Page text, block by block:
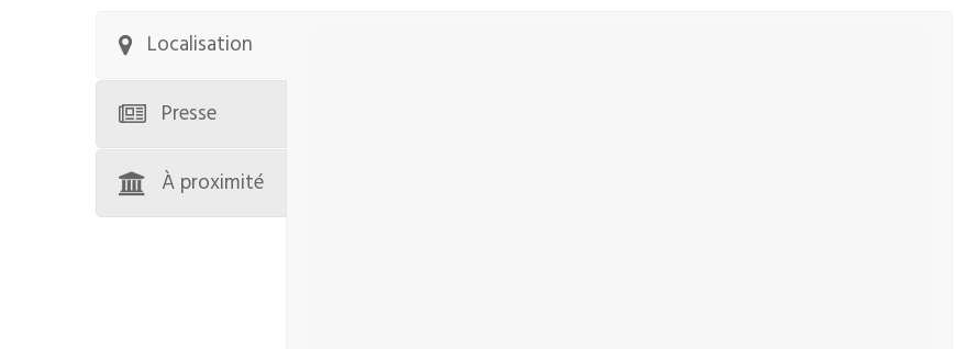
Localisation
Presse
À proximité